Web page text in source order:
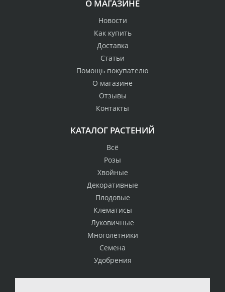
О МАГАЗИНЕ
Новости
Как купить
Доставка
Статьи
Помощь покупателю
О магазине
Отзывы
Контакты
КАТАЛОГ РАСТЕНИЙ
Всё
Розы
Хвойные
Декоративные
Плодовые
Клематисы
Луковичные
Многолетники
Семена
Удобрения